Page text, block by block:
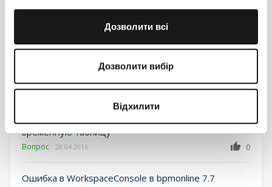
Дозволити всі
Дозволити вибір
Відхилити
Создание popup окна
Вопрос 0
24.05.2016
Изменение заблокированого пакета
Вопрос 2
29.04.2016
При удаления средства связи перемещать его в
временную таблицу
Вопрос 0
28.04.2016
Ошибка в WorkspaceConsole в bpmonline 7.7